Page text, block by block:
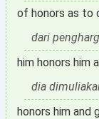
of honors as to
dari
him honors him
dia
honors him and